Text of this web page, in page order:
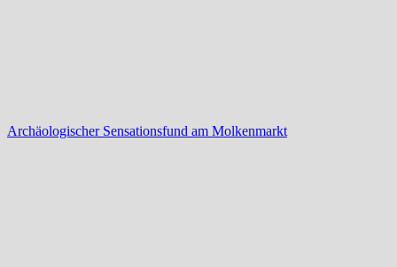
Archäologischer Sensationsfund am Molkenmarkt